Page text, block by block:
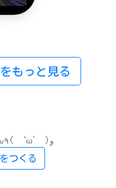
もっと見る
ログイン不要でかんたん٩( ‘ω’ )و
つくる